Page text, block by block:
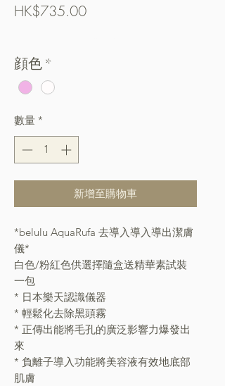
HK$735.00價
顔色 *
數量 *
新增至購物車
*belulu AquaRufa 去導入導入導出潔膚
儀*
白色/粉紅色供選擇隨盒送精華素試裝
一包
* 日本樂天認識儀器
* 輕鬆化去除黑頭霧
* 正傳出能將毛孔的廣泛影響力爆發出
來
* 負離子導入功能將美容液有效地底部
肌膚